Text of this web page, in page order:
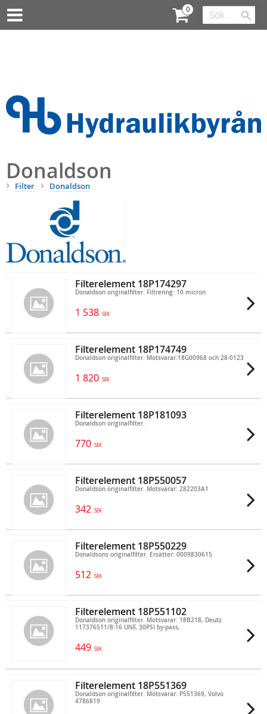
Donaldson
Filter Donaldson
Filterelement 18P174297
Donaldson originalfilter. Filtrering: 10 micron
1 538 SEK
Filterelement 18P174749
Donaldson originalfilter. Motsvarar:18G00968 och 28-0123
1 820 SEK
Filterelement 18P181093
Donaldson originalfilter.
770 SEK
Filterelement 18P550057
Donaldson originalfilter. Motsvarar: 282203A1
342 SEK
Filterelement 18P550229
Donaldsons originalfilter. Ersätter: 0009830615
512 SEK
Filterelement 18P551102
Donaldson originalfilter. Motsvarar: 18B218, Deutz
117376511/8-16 UNF, 30PSI by-pass,
449 SEK
Filterelement 18P551369
Donaldson originalfilter. Motsvarar: P551369, Volvo
4786819